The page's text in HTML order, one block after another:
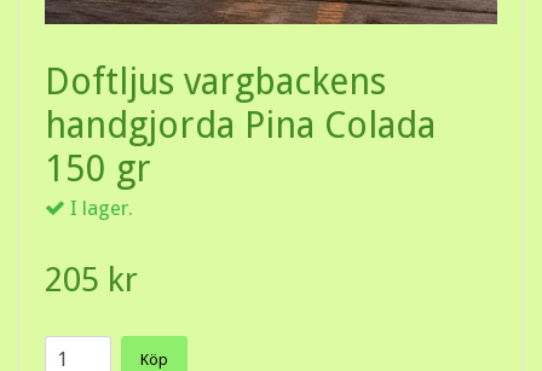
Doftljus vargbackens
handgjorda Pina Colada
150 gr
I lager.
205 kr
Köp